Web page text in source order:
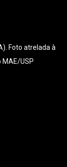
Foto atrelada à
MAE/USP